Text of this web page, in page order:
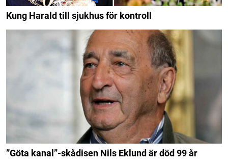
Kung Harald till sjukhus för kontroll
”Göta kanal”-skådisen Nils Eklund är död 99 år